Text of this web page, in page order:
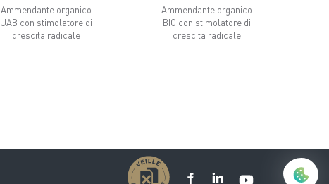
Ammendante organico
UAB con stimolatore di
crescita radicale
Ammendante organico
BIO con stimolatore di
crescita radicale